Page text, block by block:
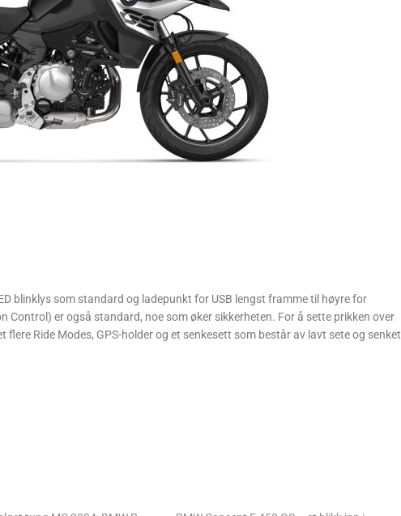
blinklys som standard og ladepunkt for USB lengst framme til høyre for
Control) er også standard, noe som øker sikkerheten. For å sette prikken over
Ride Modes, GPS-holder og et senkesett som består av lavt sete og senket